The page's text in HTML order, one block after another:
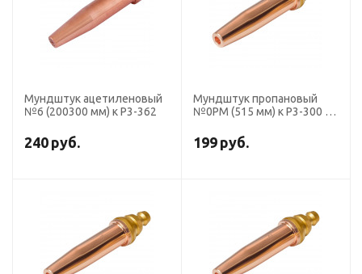
Мундштук ацетиленовый
№6 (200300 мм) к Р3-362
240 руб.
Мундштук пропановый
№0PM (515 мм) к Р3-300 и
199 руб.